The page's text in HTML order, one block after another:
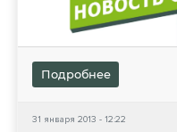
Подробнее
31 января 2013 - 12:22